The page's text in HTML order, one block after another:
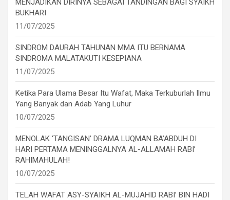
MENJADIKAN DIRINYA SEBAGAI TANDINGAN BAGI SYAIKH
BUKHARI
11/07/2025
SINDROM DAURAH TAHUNAN MMA ITU BERNAMA
SINDROMA MALATAKUTI KESEPIANA
11/07/2025
Ketika Para Ulama Besar Itu Wafat, Maka Terkuburlah Ilmu
Yang Banyak dan Adab Yang Luhur
10/07/2025
MENOLAK ‘TANGISAN’ DRAMA LUQMAN BA’ABDUH DI
HARI PERTAMA MENINGGALNYA AL-ALLAMAH RABI’
RAHIMAHULAH!
10/07/2025
TELAH WAFAT ASY-SYAIKH AL-MUJAHID RABI’ BIN HADI